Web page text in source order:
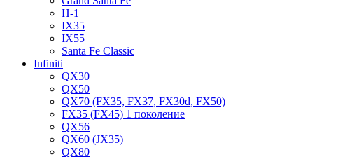
H-1
IX35
IX55
Santa Fe Classic
Infiniti
QX30
QX50
QX70 (FX35, FX37, FX30d, FX50)
FX35 (FX45) 1 поколение
QX56
QX60 (JX35)
QX80